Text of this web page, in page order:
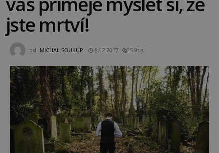
jste mrtví!
od MICHAL SOUKUP 8.12.2017 5.9tis